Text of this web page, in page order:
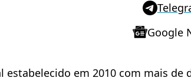
Google
em 2010 com mais de